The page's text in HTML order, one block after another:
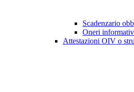
Scadenzario
Oneri
Attestazioni OIV o